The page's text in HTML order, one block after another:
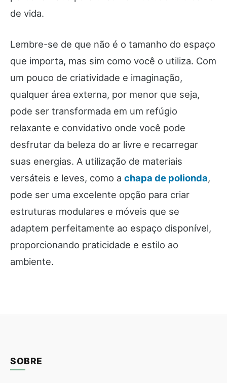
de vida.
Lembre-se de que não é o tamanho do espaço
que importa, mas sim como você o utiliza. Com
um pouco de criatividade e imaginação,
qualquer área externa, por menor que seja,
pode ser transformada em um refúgio
relaxante e convidativo onde você pode
desfrutar da beleza do ar livre e recarregar
suas energias. A utilização de materiais
versáteis e leves, como a chapa de polionda,
pode ser uma excelente opção para criar
estruturas modulares e móveis que se
adaptem perfeitamente ao espaço disponível,
proporcionando praticidade e estilo ao
ambiente.
SOBRE